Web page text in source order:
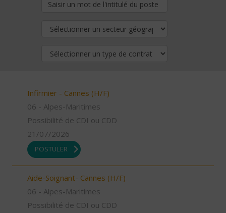
Infirmier - Cannes (H/F)
06 - Alpes-Maritimes
Possibilité de CDI ou CDD
21/07/2026
POSTULER
Aide-Soignant- Cannes (H/F)
06 - Alpes-Maritimes
Possibilité de CDI ou CDD